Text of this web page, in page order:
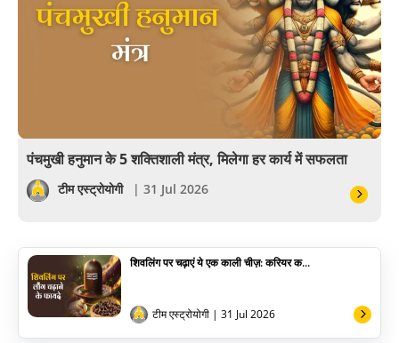
खेल
सेलिब्रिटी
योग
अन्य
पंचमुखी हनुमान के 5 शक्तिशाली मंत्र, मिलेगा हर कार्य में सफलता
टीम एस्ट्रोयोगी | 31 Jul 2026
शिवलिंग पर चढ़ाएं ये एक काली चीज़: करियर क...
टीम एस्ट्रोयोगी | 31 Jul 2026